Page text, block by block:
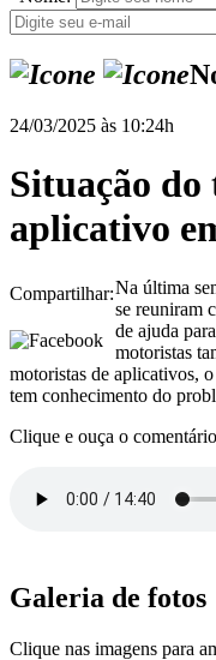
24/03/2025 às 10:24h
Situação
aplicativo
Compartilhar:Na última
se reuniram
de ajuda
motoristas
motoristas de aplicativos,
tem conhecimento do
Clique e ouça o
Galeria de fotos
Clique nas imagens para